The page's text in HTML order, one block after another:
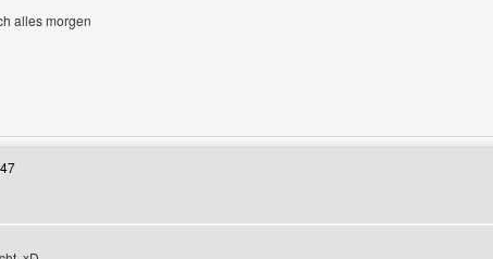
alles morgen
besuchen: hpbk-fundgrube-design